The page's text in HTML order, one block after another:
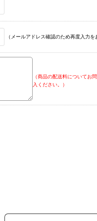
（メールアドレス確認のため再度入力を
（商品の配送料についてお
入ください。）